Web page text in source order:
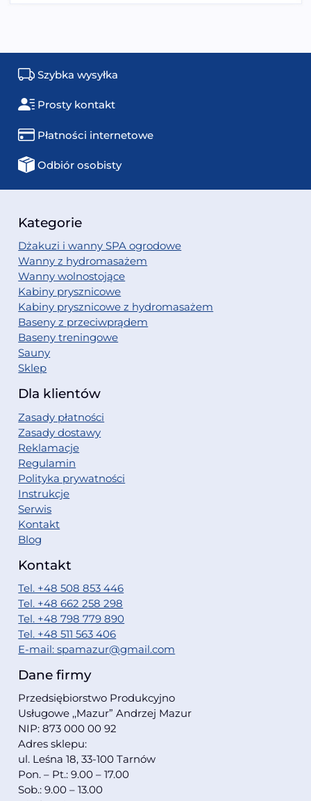
Szybka wysyłka
Prosty kontakt
Płatności internetowe
Odbiór osobisty
Kategorie
Dżakuzi i wanny SPA ogrodowe
Wanny z hydromasażem
Wanny wolnostojące
Kabiny prysznicowe
Kabiny prysznicowe z hydromasażem
Baseny z przeciwprądem
Baseny treningowe
Sauny
Sklep
Dla klientów
Zasady płatności
Zasady dostawy
Reklamacje
Regulamin
Polityka prywatności
Instrukcje
Serwis
Kontakt
Blog
Kontakt
Tel. +48 508 853 446
Tel. +48 662 258 298
Tel. +48 798 779 890
Tel. +48 511 563 406
E-mail: spamazur@gmail.com
Dane firmy
Przedsiębiorstwo Produkcyjno
Usługowe ,,Mazur” Andrzej Mazur
NIP: 873 000 00 92
Adres sklepu:
ul. Leśna 18, 33-100 Tarnów
Pon. – Pt.: 9.00 – 17.00
Sob.: 9.00 – 13.00